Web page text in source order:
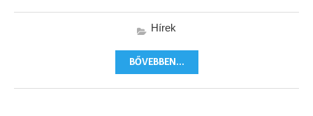
Hírek
BŐVEBBEN...